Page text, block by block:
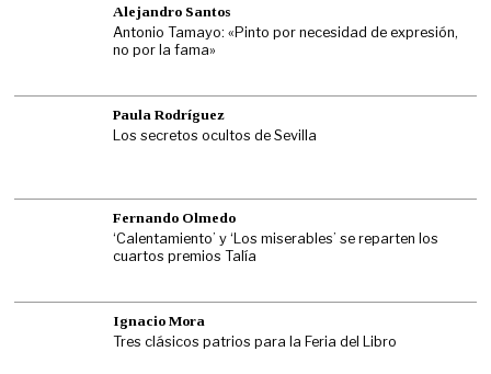
Alejandro Santos
Antonio Tamayo: «Pinto por necesidad de expresión,
no por la fama»
Paula Rodríguez
Los secretos ocultos de Sevilla
Fernando Olmedo
‘Calentamiento’ y ‘Los miserables’ se reparten los
cuartos premios Talía
Ignacio Mora
Tres clásicos patrios para la Feria del Libro